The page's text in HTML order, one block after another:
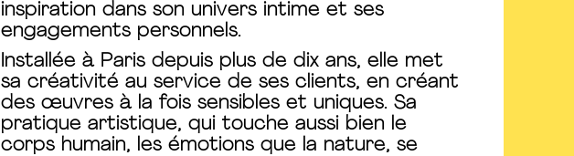
inspiration dans son univers intime et ses
engagements personnels.
Installée à Paris depuis plus de dix ans, elle met
sa créativité au service de ses clients, en créant
des œuvres à la fois sensibles et uniques. Sa
pratique artistique, qui touche aussi bien le
corps humain, les émotions que la nature, se